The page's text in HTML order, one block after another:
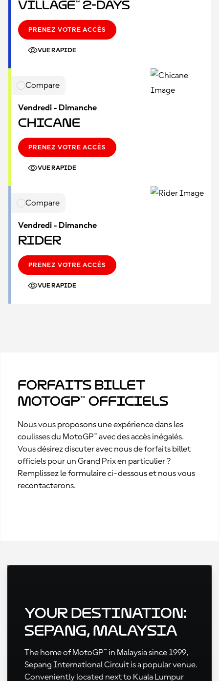
Village™ 2-Days
PRENEZ VOTRE ACCÈS
VUE RAPIDE
Compare
Vendredi - Dimanche
Chicane
PRENEZ VOTRE ACCÈS
VUE RAPIDE
Compare
Vendredi - Dimanche
Rider
PRENEZ VOTRE ACCÈS
VUE RAPIDE
Forfaits billet
MotoGP™ officiels
Nous vous proposons une expérience dans les
coulisses du MotoGP™ avec des accès inégalés.
Vous désirez discuter avec nous de forfaits billet
officiels pour un Grand Prix en particulier ?
Remplissez le formulaire ci-dessous et nous vous
recontacterons.
Your Destination:
Sepang, Malaysia
The home of MotoGP™ in Malaysia since 1999,
Sepang International Circuit is a popular venue.
Conveniently located next to Kuala Lumpur